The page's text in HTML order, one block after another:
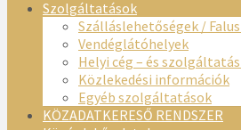
Szolgáltatások
Szálláslehetőségek /
Vendéglátóhelyek
Helyi cég – és
Közlekedési információk
Egyéb szolgáltatások
KÖZADATKERESŐ RENDSZER